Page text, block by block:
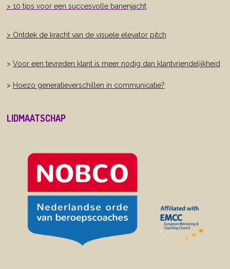
> 10 tips voor een succesvolle banenjacht
> Ontdek de kracht van de visuele elevator pitch
> Voor een tevreden klant is meer nodig dan klantvriendelijkheid
> Hoezo generatieverschillen in communicatie?
LIDMAATSCHAP